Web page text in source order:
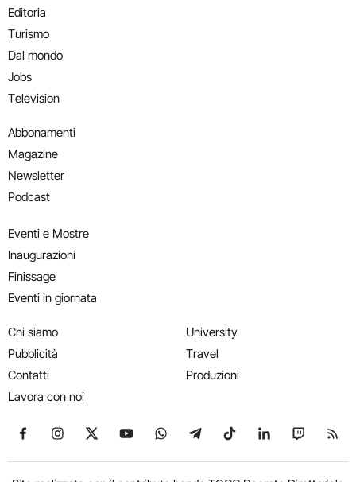
Editoria
Turismo
Dal mondo
Jobs
Television
Abbonamenti
Magazine
Newsletter
Podcast
Eventi e Mostre
Inaugurazioni
Finissage
Eventi in giornata
Chi siamo
Pubblicità
Contatti
Lavora con noi
University
Travel
Produzioni
Seguici su Facebook
Seguici su Instagram
Seguici su X
Seguici su YouTube
Seguici su WhatsApp
Seguici su Telegram
Seguici su TikTok
Seguici su
Seguici